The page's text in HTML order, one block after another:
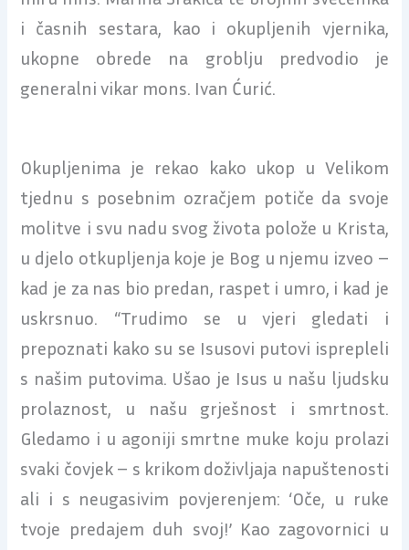
i časnih sestara, kao i okupljenih vjernika,
ukopne obrede na groblju predvodio je
generalni vikar mons. Ivan Ćurić.
Okupljenima je rekao kako ukop u Velikom
tjednu s posebnim ozračjem potiče da svoje
molitve i svu nadu svog života polože u Krista,
u djelo otkupljenja koje je Bog u njemu izveo –
kad je za nas bio predan, raspet i umro, i kad je
uskrsnuo. “Trudimo se u vjeri gledati i
prepoznati kako su se Isusovi putovi isprepleli
s našim putovima. Ušao je Isus u našu ljudsku
prolaznost, u našu grješnost i smrtnost.
Gledamo i u agoniji smrtne muke koju prolazi
svaki čovjek – s krikom doživljaja napuštenosti
ali i s neugasivim povjerenjem: ‘Oče, u ruke
tvoje predajem duh svoj!’ Kao zagovornici u